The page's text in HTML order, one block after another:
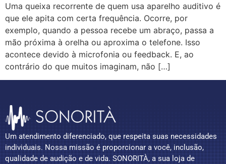
Uma queixa recorrente de quem usa aparelho auditivo é
que ele apita com certa frequência. Ocorre, por
exemplo, quando a pessoa recebe um abraço, passa a
mão próxima à orelha ou aproxima o telefone. Isso
acontece devido à microfonia ou feedback. E, ao
contrário do que muitos imaginam, não […]
Um atendimento diferenciado, que respeita suas necessidades
individuais. Nossa missão é proporcionar a você, inclusão,
qualidade de audição e de vida. SONORITÀ, a sua loja de